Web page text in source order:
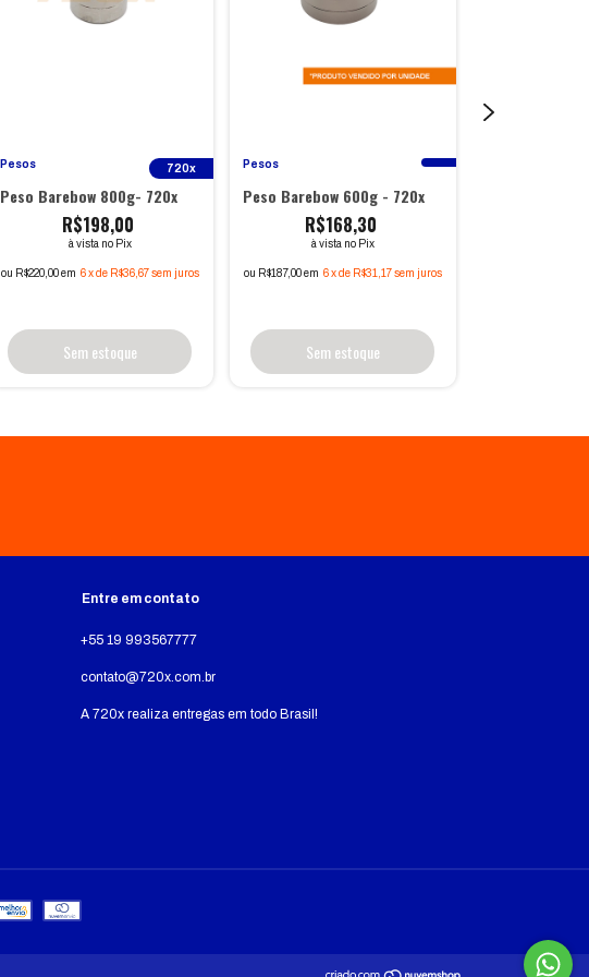
Pesos 720x
Peso Barebow 800g- 720x
R$198,00
à vista no Pix
ou R$220,00 em 6 xde R$36,67 sem juros
Sem estoque
Pesos
Peso Barebow 600g - 720x
R$168,30
à vista no Pix
ou R$187,00 em 6 xde R$31,17 sem juros
Sem estoque
Entre em contato
+55 19 993567777
contato@720x.com.br
A 720x realiza entregas em todo Brasil!